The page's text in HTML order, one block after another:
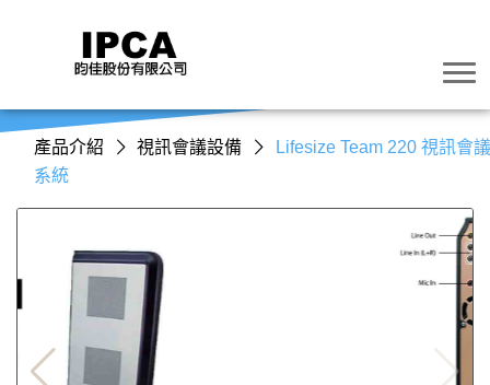
產品介紹 視訊會議設備
Lifesize Team 220 視訊會議
系統